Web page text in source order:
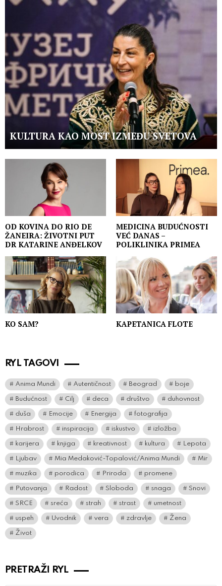
KULTURA KAO MOST IZMEĐU SVETOVA
OD KOVINA DO RIO DE
ŽANEIRA: ŽIVOTNI PUT
DR KATARINE ANĐELKOV
MEDICINA BUDUĆNOSTI
VEĆ DANAS –
POLIKLINIKA PRIMEA
KO SAM? KAPETANICA FLOTE
RYL TAGOVI
Anima Mundi Autentičnost Beograd boje
Budućnost Cilj deca društvo duhovnost
duša Emocije Energija fotografija
Hrabrost inspiracija iskustvo izložba
karijera knjiga kreativnost kultura Lepota
Ljubav Mia Medaković-Topalović/Anima Mundi Mir
muzika porodica Priroda promene
Putovanja Radost Sloboda snaga Snovi
SRCE sreća strah strast umetnost
uspeh Uvodnik vera zdravlje Žena
Život
PRETRAŽI RYL